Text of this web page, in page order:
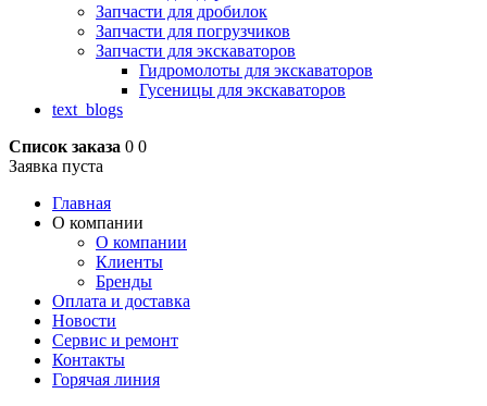
Запчасти для дробилок
Запчасти для погрузчиков
Запчасти для экскаваторов
Гидромолоты для экскаваторов
Гусеницы для экскаваторов
text_blogs
Список заказа 0 0
Заявка пуста
Главная
О компании
О компании
Клиенты
Бренды
Оплата и доставка
Новости
Сервис и ремонт
Контакты
Горячая линия